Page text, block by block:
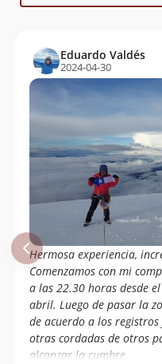
Eduardo Valdés
2024-04-30
Hermosa experiencia,
Comenzamos con mi
a las 22.30 horas desde
abril. Luego de pasar la
de acuerdo a los
otras cordadas de otros
alcanzar la cumbre.